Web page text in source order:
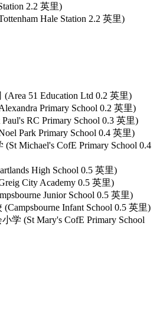
2.2 英里)
Hale Station 2.2 英里)
51 Education Ltd 0.2 英里)
Primary School 0.2 英里)
RC Primary School 0.3 英里)
Park Primary School 0.4 英里)
Michael's CofE Primary School 0.4
High School 0.5 英里)
City Academy 0.5 英里)
Junior School 0.5 英里)
Infant School 0.5 英里)
学 (St Mary's CofE Primary School